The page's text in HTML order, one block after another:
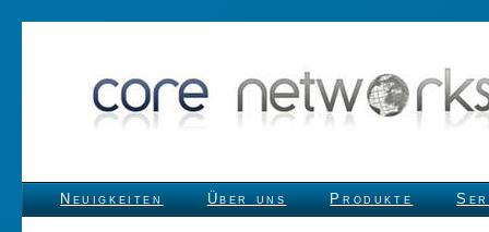
Neuigkeiten Über uns Produkte